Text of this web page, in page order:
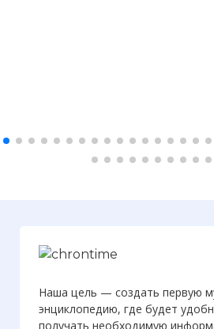
Наша цель — создать первую
энциклопедию, где будет
получать необходимую